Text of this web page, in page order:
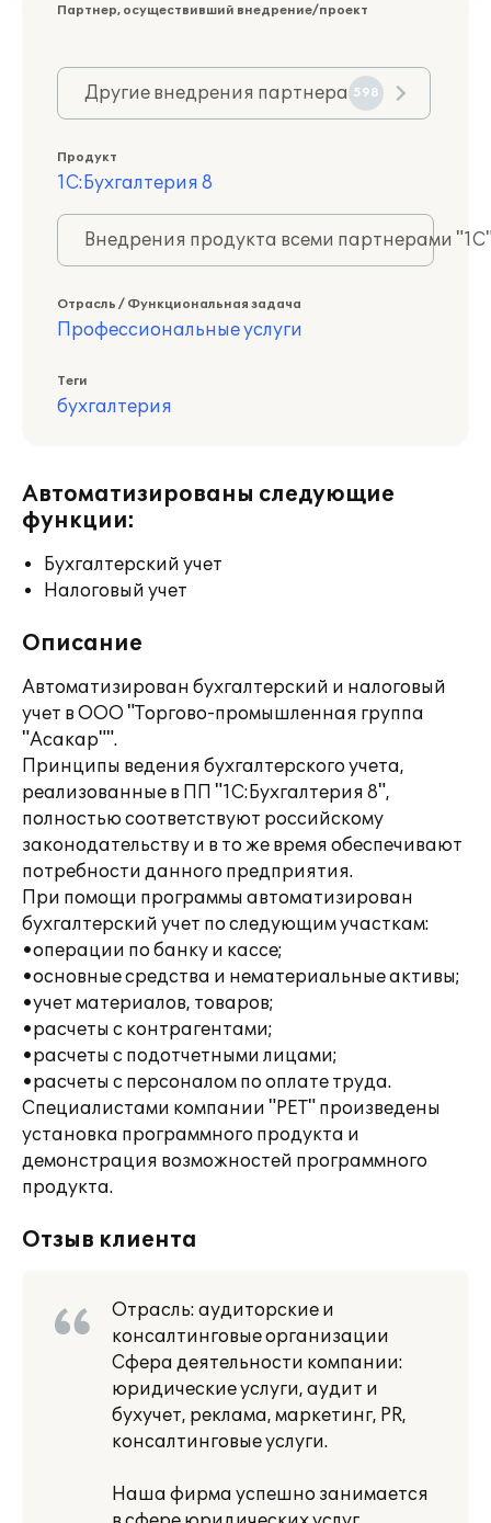
Партнер, осуществивший внедрение/проект
Другие внедрения партнера 598
Продукт
1С:Бухгалтерия 8
Внедрения продукта всеми партнерами
Отрасль / Функциональная задача
Профессиональные услуги
Теги
бухгалтерия
Автоматизированы следующие
функции:
Бухгалтерский учет
Налоговый учет
Описание
Автоматизирован бухгалтерский и налоговый
учет в ООО "Торгово-промышленная группа
"Асакар"".
Принципы ведения бухгалтерского учета,
реализованные в ПП "1С:Бухгалтерия 8",
полностью соответствуют российскому
законодательству и в то же время обеспечивают
потребности данного предприятия.
При помощи программы автоматизирован
бухгалтерский учет по следующим участкам:
•операции по банку и кассе;
•основные средства и нематериальные активы;
•учет материалов, товаров;
•расчеты с контрагентами;
•расчеты с подотчетными лицами;
•расчеты с персоналом по оплате труда.
Специалистами компании "РЕТ" произведены
установка программного продукта и
демонстрация возможностей программного
продукта.
Отзыв клиента
Отрасль: аудиторские и
консалтинговые организации
Сфера деятельности компании:
юридические услуги, аудит и
бухучет, реклама, маркетинг, PR,
консалтинговые услуги.
Наша фирма успешно занимается